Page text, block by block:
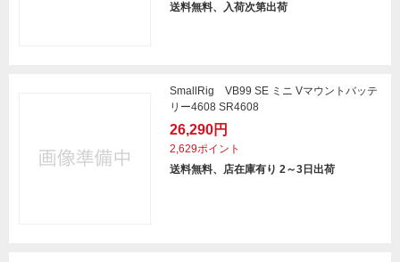
送料無料、入荷次第出荷
SmallRig VB99 SE ミニ Vマウントバッテ
リー4608 SR4608
26,290円
2,629ポイント
送料無料、店在庫有り 2～3日出荷